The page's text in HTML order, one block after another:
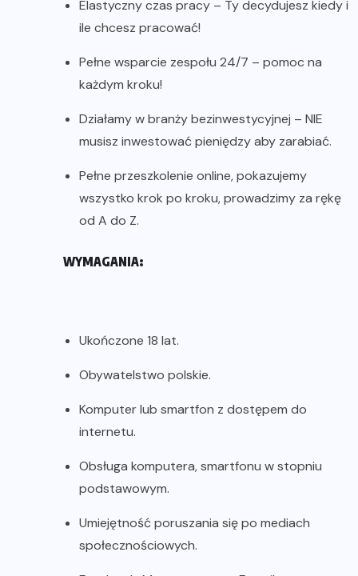
Elastyczny czas pracy – Ty decydujesz kiedy i
ile chcesz pracować!
Pełne wsparcie zespołu 24/7 – pomoc na
każdym kroku!
Działamy w branży bezinwestycyjnej – NIE
musisz inwestować pieniędzy aby zarabiać.
Pełne przeszkolenie online, pokazujemy
wszystko krok po kroku, prowadzimy za rękę
od A do Z.
WYMAGANIA:
Ukończone 18 lat.
Obywatelstwo polskie.
Komputer lub smartfon z dostępem do
internetu.
Obsługa komputera, smartfonu w stopniu
podstawowym.
Umiejętność poruszania się po mediach
społecznościowych.